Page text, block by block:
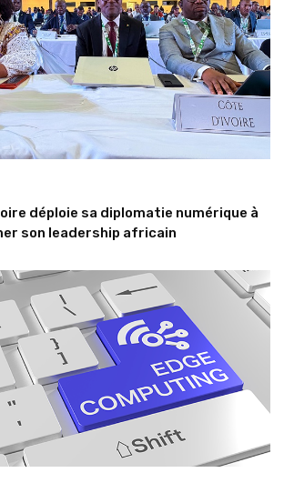
déploie sa diplomatie numérique à
son leadership africain